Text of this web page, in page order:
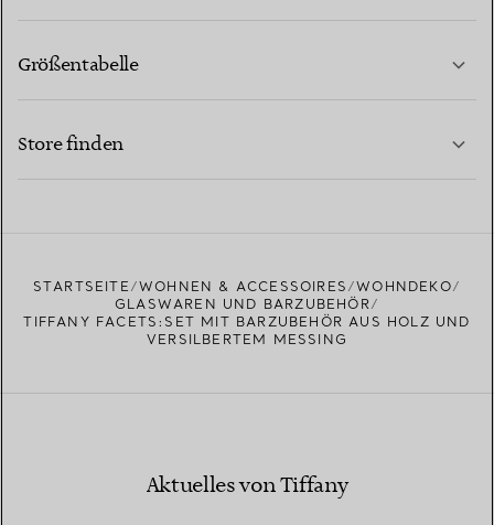
Größentabelle
Store finden
STARTSEITE WOHNEN & ACCESSOIRES
WOHNDEKO
GLASWAREN UND BARZUBEHÖR
TIFFANY FACETS:SET MIT BARZUBEHÖR AUS HOLZ UND
VERSILBERTEM MESSING
Aktuelles von Tiffany